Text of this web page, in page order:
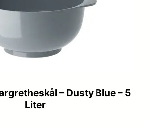
– Dusty Blue – 5
Liter